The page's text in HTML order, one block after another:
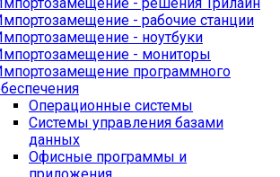
- рабочие станции
- ноутбуки
- мониторы
программного
Операционные системы
Системы управления базами
данных
Офисные программы и